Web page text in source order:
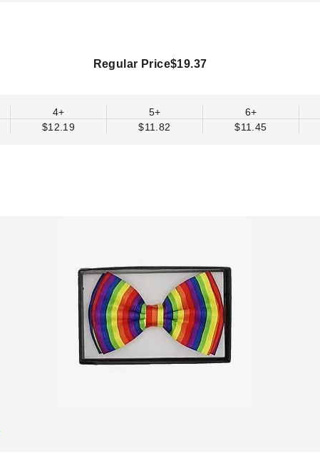
Regular Price$19.37
4+
$12.19
5+
$11.82
6+
$11.45